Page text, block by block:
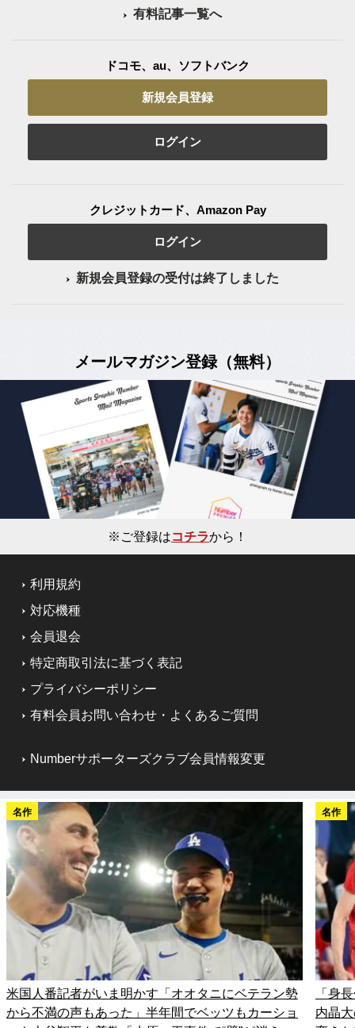
有料記事一覧へ
ドコモ、au、ソフトバンク
新規会員登録
ログイン
クレジットカード、Amazon Pay
ログイン
新規会員登録の受付は終了しました
メールマガジン登録（無料）
※ご登録はコチラから！
利用規約
対応機種
会員退会
特定商取引法に基づく表記
プライバシーポリシー
有料会員お問い合わせ・よくあるご質問
Numberサポーターズクラブ会員情報変更
名作
米国人番記者がいま明かす「オオタニにベテラン勢
から不満の声もあった」半年間でベッツもカーショ
名作
「身
内晶